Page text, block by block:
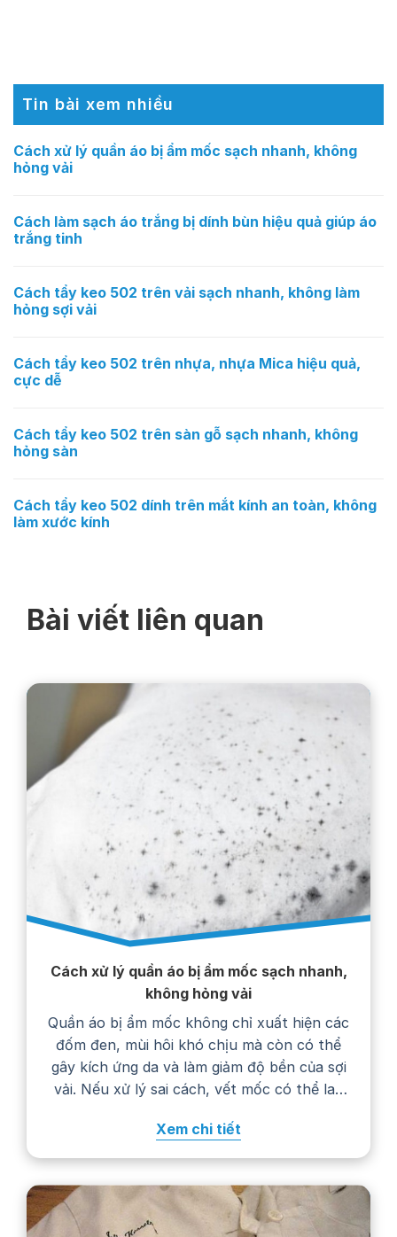
Tin bài xem nhiều
Cách xử lý quần áo bị ẩm mốc sạch nhanh, không
hỏng vải
Cách làm sạch áo trắng bị dính bùn hiệu quả giúp áo
trắng tinh
Cách tẩy keo 502 trên vải sạch nhanh, không làm
hỏng sợi vải
Cách tẩy keo 502 trên nhựa, nhựa Mica hiệu quả,
cực dễ
Cách tẩy keo 502 trên sàn gỗ sạch nhanh, không
hỏng sàn
Cách tẩy keo 502 dính trên mắt kính an toàn, không
làm xước kính
Bài viết liên quan
Cách xử lý quần áo bị ẩm mốc sạch nhanh,
không hỏng vải
Quần áo bị ẩm mốc không chỉ xuất hiện các
đốm đen, mùi hôi khó chịu mà còn có thể
gây kích ứng da và làm giảm độ bền của sợi
vải. Nếu xử lý sai cách, vết mốc có thể lan
nhanh hư hỏng. Trong bài viết…
Xem chi tiết